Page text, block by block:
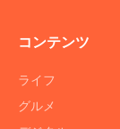
コンテンツ
ライフ
グルメ